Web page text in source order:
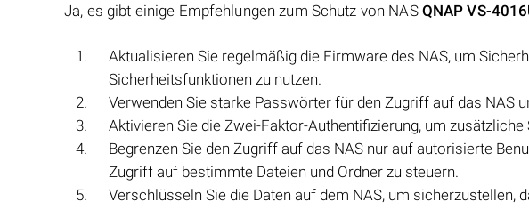
Ja, es gibt einige Empfehlungen zum Schutz von NAS QNAP VS-
Aktualisieren Sie regelmäßig die Firmware des NAS, um
Sicherheitsfunktionen zu nutzen.
Verwenden Sie starke Passwörter für den Zugriff auf das NAS
Aktivieren Sie die Zwei-Faktor-Authentifizierung, um zusätzliche
Begrenzen Sie den Zugriff auf das NAS nur auf autorisierte
Zugriff auf bestimmte Dateien und Ordner zu steuern.
Verschlüsseln Sie die Daten auf dem NAS, um